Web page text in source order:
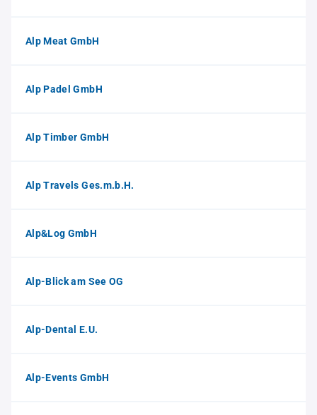
Alp Meat GmbH
Alp Padel GmbH
Alp Timber GmbH
Alp Travels Ges.m.b.H.
Alp&Log GmbH
Alp-Blick am See OG
Alp-Dental E.U.
Alp-Events GmbH